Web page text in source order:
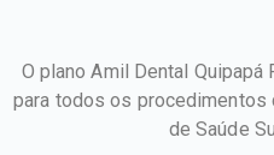
O plano Amil Dental
para todos os procedimentos
de Saúde